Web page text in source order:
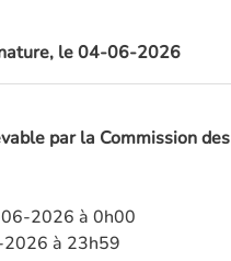
le 04-06-2026
par la Commission des
2026 à 0h00
2026 à 23h59